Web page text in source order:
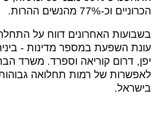
הכרוניים וכ-77% מהנשים ההרות.
בשבועות האחרונים דווח על
עונת השפעת במספר מדינות -
יפן, דרום קוריאה וספרד. משרד
לאפשרות של רמות תחלואה
בישראל.